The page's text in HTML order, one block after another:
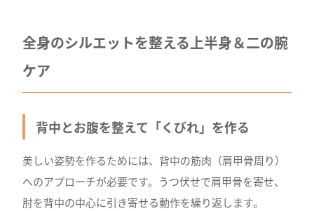
全身のシルエットを整える上半身＆二の腕
ケア
背中とお腹を整えて「くびれ」を作る
美しい姿勢を作るためには、背中の筋肉（肩甲骨周り）
へのアプローチが必要です。うつ伏せで肩甲骨を寄せ、
肘を背中の中心に引き寄せる動作を繰り返します。